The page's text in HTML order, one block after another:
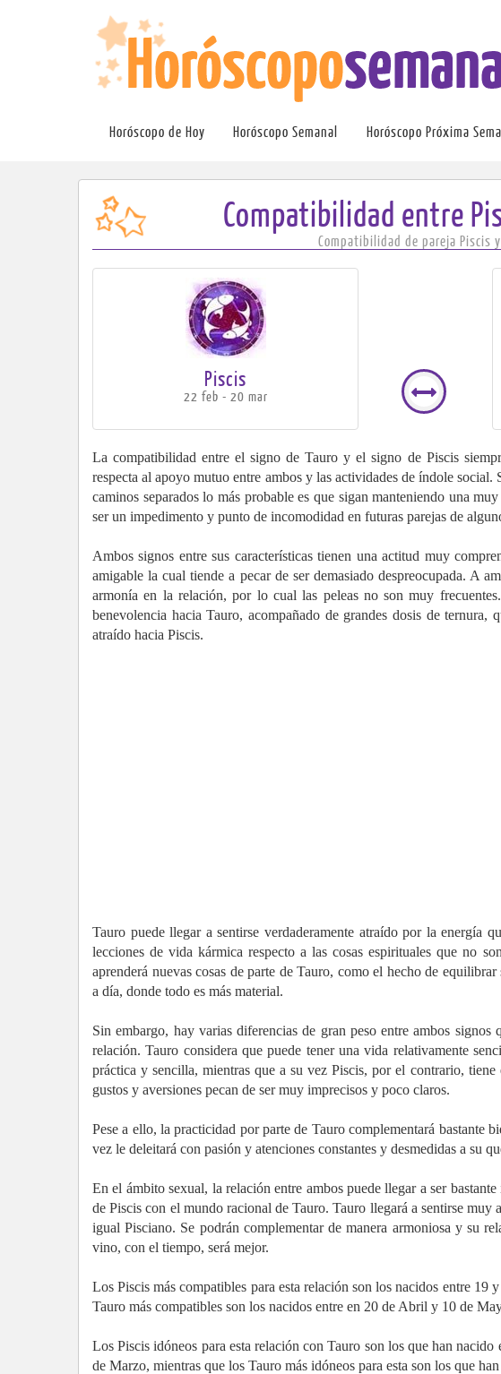
Horóscopo de Hoy Horóscopo Semanal Horóscopo Próxima
Compatibilidad entre
Compatibilidad de pareja Piscis y
Piscis
22 feb - 20 mar
La compatibilidad entre el signo de Tauro y el signo de Piscis
respecta al apoyo mutuo entre ambos y las actividades de índole social.
caminos separados lo más probable es que sigan manteniendo una
ser un impedimento y punto de incomodidad en futuras parejas de
Ambos signos entre sus características tienen una actitud muy
amigable la cual tiende a pecar de ser demasiado despreocupada. A
armonía en la relación, por lo cual las peleas no son muy
benevolencia hacia Tauro, acompañado de grandes dosis de ternura,
atraído hacia Piscis.
Tauro puede llegar a sentirse verdaderamente atraído por la energía
lecciones de vida kármica respecto a las cosas espirituales que no
aprenderá nuevas cosas de parte de Tauro, como el hecho de
a día, donde todo es más material.
Sin embargo, hay varias diferencias de gran peso entre ambos
relación. Tauro considera que puede tener una vida relativamente
práctica y sencilla, mientras que a su vez Piscis, por el contrario,
gustos y aversiones pecan de ser muy imprecisos y poco claros.
Pese a ello, la practicidad por parte de Tauro complementará bastante
vez le deleitará con pasión y atenciones constantes y desmedidas a su
En el ámbito sexual, la relación entre ambos puede llegar a ser
de Piscis con el mundo racional de Tauro. Tauro llegará a sentirse muy
igual Pisciano. Se podrán complementar de manera armoniosa y su
vino, con el tiempo, será mejor.
Los Piscis más compatibles para esta relación son los nacidos entre
Tauro más compatibles son los nacidos entre en 20 de Abril y 10 de
Los Piscis idóneos para esta relación con Tauro son los que han
de Marzo, mientras que los Tauro más idóneos para esta son los que